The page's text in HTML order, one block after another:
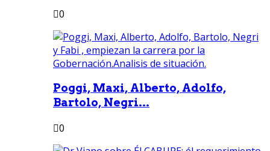
0
Poggi, Maxi, Alberto, Adolfo,
Bartolo, Negri...
0